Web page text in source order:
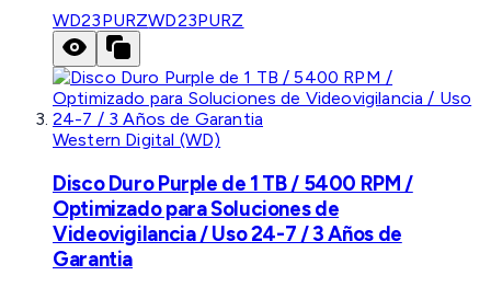
WD23PURZWD23PURZ
Western Digital (WD)
Disco Duro Purple de 1 TB / 5400 RPM /
Optimizado para Soluciones de
Videovigilancia / Uso 24-7 / 3 Años de
Garantia